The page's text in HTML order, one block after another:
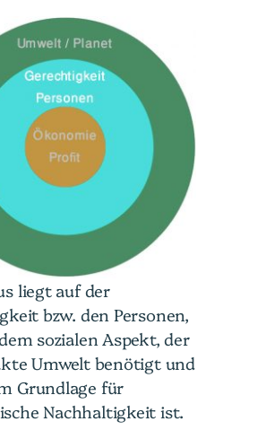
liegt auf der
bzw. den Personen,
sozialen Aspekt, der
Umwelt benötigt und
Grundlage für
Nachhaltigkeit ist.